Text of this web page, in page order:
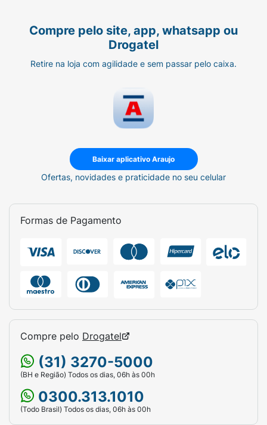
Compre pelo site, app, whatsapp ou
Drogatel
Retire na loja com agilidade e sem passar pelo caixa.
Baixar aplicativo Araujo
Ofertas, novidades e praticidade no seu celular
Formas de Pagamento
Compre pelo Drogatel
(31) 3270-5000
(BH e Região) Todos os dias, 06h às 00h
0300.313.1010
(Todo Brasil) Todos os dias, 06h às 00h